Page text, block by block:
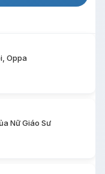
Oppa
Nữ Giáo Sư